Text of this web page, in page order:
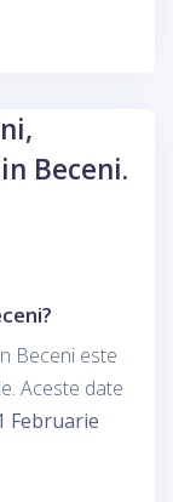
Beceni.
Beceni este
Aceste date
Februarie